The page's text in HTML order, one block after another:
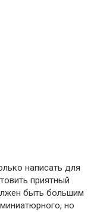
написать для
приятный
быть большим
но